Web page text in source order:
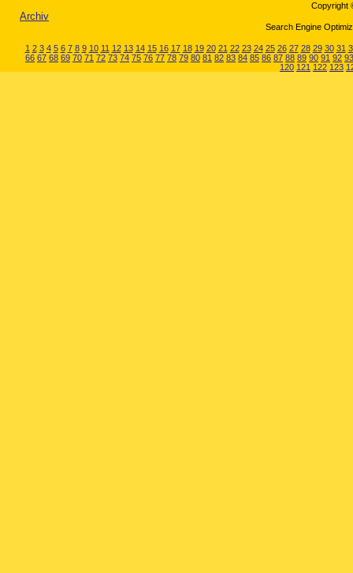
Copyright
Archiv
Search Engine
1 2 3 4 5 6 7 8 9 10 11 12 13 14 15 16 17 18 19 20 21 22 23 24 25 26 27 28 29 30 31
66 67 68 69 70 71 72 73 74 75 76 77 78 79 80 81 82 83 84 85 86 87 88 89 90 91 92 93
120 121 122 123